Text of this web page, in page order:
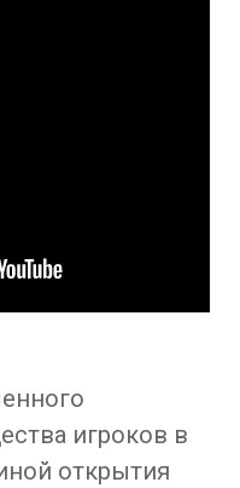
игроков в
открытия